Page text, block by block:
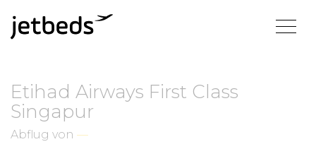
Etihad Airways First Class
Singapur
Abflug von —